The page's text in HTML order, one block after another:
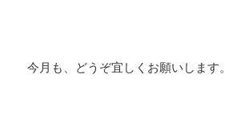
今月も、どうぞ宜しくお願いします。